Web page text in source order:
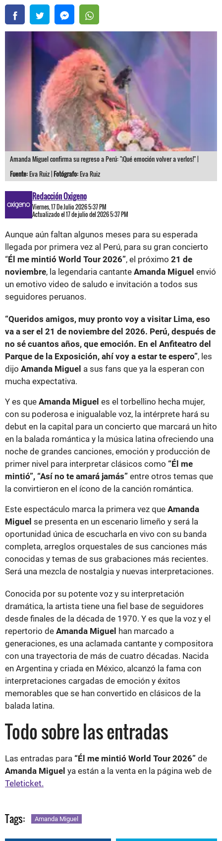
Amanda Miguel confirma su regreso a Perú: "¡Qué emoción volver a verlos!" |
Fuente:Eva Ruiz |Fotógrafo:Eva Ruiz
Redacción Oxigeno
Viernes, 17 De Julio 2026 5:37 PM
Actualizado el 17 de julio del 2026 5:37 PM
Aunque aún faltan algunos meses para su esperada
llegada por primera vez al Perú, para su gran concierto
“Él me mintió World Tour 2026”, el próximo 21 de
noviembre, la legendaria cantante Amanda Miguel envió
un emotivo video de saludo e invitación a todos sus
seguidores peruanos.
“Queridos amigos, muy pronto voy a visitar Lima, eso
va a ser el 21 de noviembre del 2026. Perú, después de
no sé cuantos años, que emoción. En el Anfiteatro del
Parque de la Exposición, ahí voy a estar te espero”, les
dijo Amanda Miguel a sus fans que ya la esperan con
mucha expectativa.
Y es que Amanda Miguel es el torbellino hecha mujer,
con su poderosa e inigualable voz, la intérprete hará su
debut en la capital para un concierto que marcará un hito
en la balada romántica y la música latina ofreciendo una
noche de grandes canciones, emoción y producción de
primer nivel para interpretar clásicos como “Él me
mintió”, “Así no te amará jamás” entre otros temas que
la convirtieron en el ícono de la canción romántica.
Este espectáculo marca la primera vez que Amanda
Miguel se presenta en un escenario limeño y será la
oportunidad única de escucharla en vivo con su banda
completa, arreglos orquestales de sus canciones más
conocidas y temas de sus grabaciones más recientes.
Será una mezcla de nostalgia y nuevas interpretaciones.
Conocida por su potente voz y su interpretación
dramática, la artista tiene una fiel base de seguidores
desde finales de la década de 1970. Y es que la voz y el
repertorio de Amanda Miguel han marcado a
generaciones, es una aclamada cantante y compositora
con una trayectoria de más de cuatro décadas. Nacida
en Argentina y criada en México, alcanzó la fama con
interpretaciones cargadas de emoción y éxitos
memorables que se han convertido en clásicos de la
balada latina.
Todo sobre las entradas
Las entradas para “Él me mintió World Tour 2026” de
Amanda Miguel ya están a la venta en la página web de
Teleticket.
Tags: Amanda Miguel